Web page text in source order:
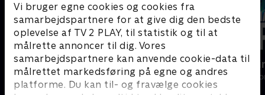
Vi bruger egne cookies og cookies fra
samarbejdspartnere for at give dig den bedste
oplevelse af TV 2 PLAY, til statistik og til at
målrette annoncer til dig. Vores
samarbejdspartnere kan anvende cookie-data til
målrettet markedsføring på egne og andres
platforme. Du kan til- og fravælge cookies
Luftens læger
Drama • 3 sæsoner
Happy
Drama • 1